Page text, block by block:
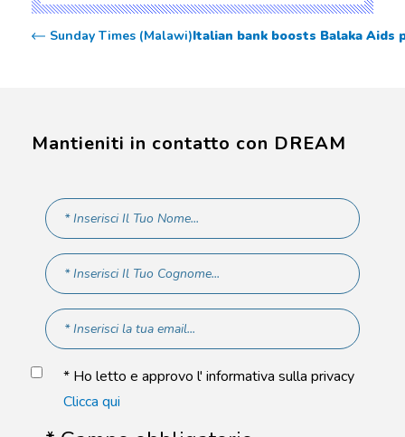
Sunday Times (Malawi)Italian bank boosts Balaka Aids
Mantieniti in contatto con DREAM
* Ho letto e approvo l' informativa sulla privacy
Clicca qui